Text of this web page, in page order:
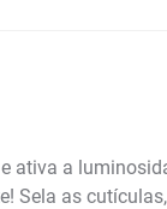
ativa a
Sela as